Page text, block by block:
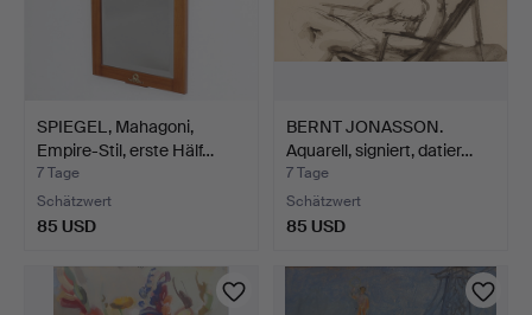
SPIEGEL, Mahagoni,
Empire-Stil, erste Hälf…
7 Tage
Schätzwert
85 USD
BERNT JONASSON.
Aquarell, signiert, datier…
7 Tage
Schätzwert
85 USD